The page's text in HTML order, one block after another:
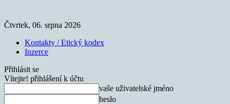
Čtvrtek, 06. srpna 2026
Kontakty / Etický kodex
Inzerce
Přihlásit se
Vítejte! přihlášení k účtu
vaše uživatelské jméno
heslo